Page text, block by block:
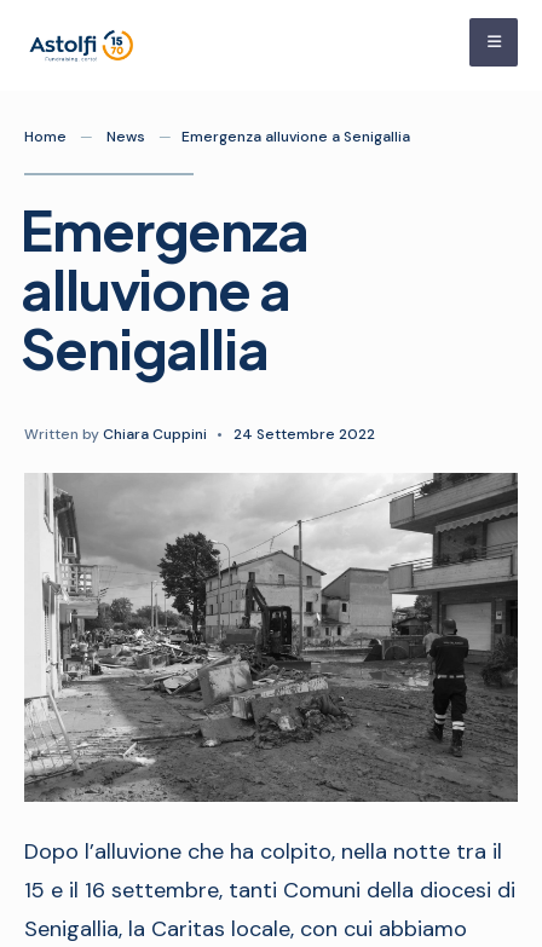
Home News Emergenza alluvione a Senigallia
Emergenza
alluvione a
Senigallia
Written byChiara Cuppini • 24 Settembre 2022
Dopo l’alluvione che ha colpito, nella notte tra il
15 e il 16 settembre, tanti Comuni della diocesi di
Senigallia, la Caritas locale, con cui abbiamo